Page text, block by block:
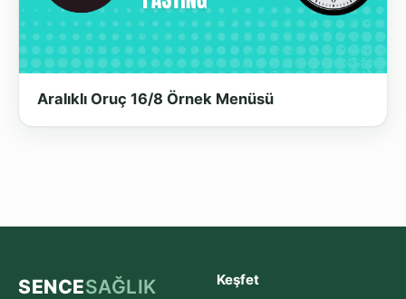
Aralıklı Oruç 16/8 Örnek Menüsü
SENCESAĞLIK Keşfet